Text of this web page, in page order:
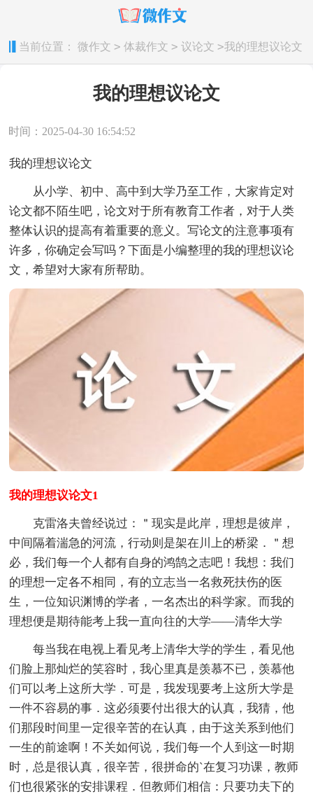
当前位置： 微作文 > 体裁作文 > 议论文 >我的理想议论文
我的理想议论文
时间：2025-04-30 16:54:52
我的理想议论文
从小学、初中、高中到大学乃至工作，大家肯定对
论文都不陌生吧，论文对于所有教育工作者，对于人类
整体认识的提高有着重要的意义。写论文的注意事项有
许多，你确定会写吗？下面是小编整理的我的理想议论
文，希望对大家有所帮助。
我的理想议论文1
克雷洛夫曾经说过：＂现实是此岸，理想是彼岸，
中间隔着湍急的河流，行动则是架在川上的桥梁．＂想
必，我们每一个人都有自身的鸿鹄之志吧！我想：我们
的理想一定各不相同，有的立志当一名救死扶伤的医
生，一位知识渊博的学者，一名杰出的科学家。而我的
理想便是期待能考上我一直向往的大学——清华大学
每当我在电视上看见考上清华大学的学生，看见他
们脸上那灿烂的笑容时，我心里真是羡慕不已，羡慕他
们可以考上这所大学．可是，我发现要考上这所大学是
一件不容易的事．这必须要付出很大的认真，我猜，他
们那段时间里一定很辛苦的在认真，由于这关系到他们
一生的前途啊！不关如何说，我们每一个人到这一时期
时，总是很认真，很辛苦，很拼命的`在复习功课，教师
们也很紧张的安排课程．但教师们相信：只要功夫下的